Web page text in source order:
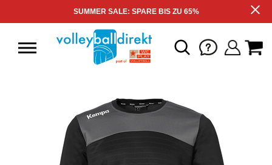
SUMMER SALE: SPARE BIS ZU 65%